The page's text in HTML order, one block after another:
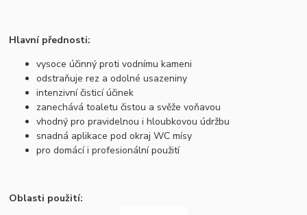
Hlavní přednosti:
vysoce účinný proti vodnímu kameni
odstraňuje rez a odolné usazeniny
intenzivní čisticí účinek
zanechává toaletu čistou a svěže voňavou
vhodný pro pravidelnou i hloubkovou údržbu
snadná aplikace pod okraj WC mísy
pro domácí i profesionální použití
Oblasti použití: